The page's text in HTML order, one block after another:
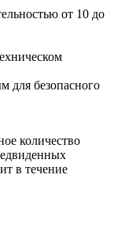
от 10 до
для безопасного
количество
в течение